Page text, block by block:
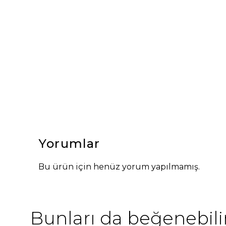
Yorumlar
Bu ürün için henüz yorum yapılmamış.
Bunları da